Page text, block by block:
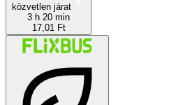
közvetlen járat
3 h 20 min
17,01 Ft